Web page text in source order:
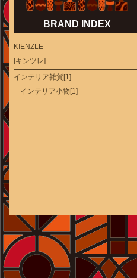
BRAND INDEX
KIENZLE
[キンツレ]
インテリア雑貨[1]
インテリア小物[1]